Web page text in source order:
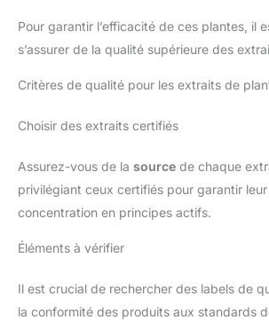
Pour garantir l’efficacité de ces plantes, il
s’assurer de la qualité supérieure des
Critères de qualité pour les extraits de
Choisir des extraits certifiés
Assurez-vous de la source de chaque
privilégiant ceux certifiés pour garantir
concentration en principes actifs.
Éléments à vérifier
Il est crucial de rechercher des labels de
la conformité des produits aux standards